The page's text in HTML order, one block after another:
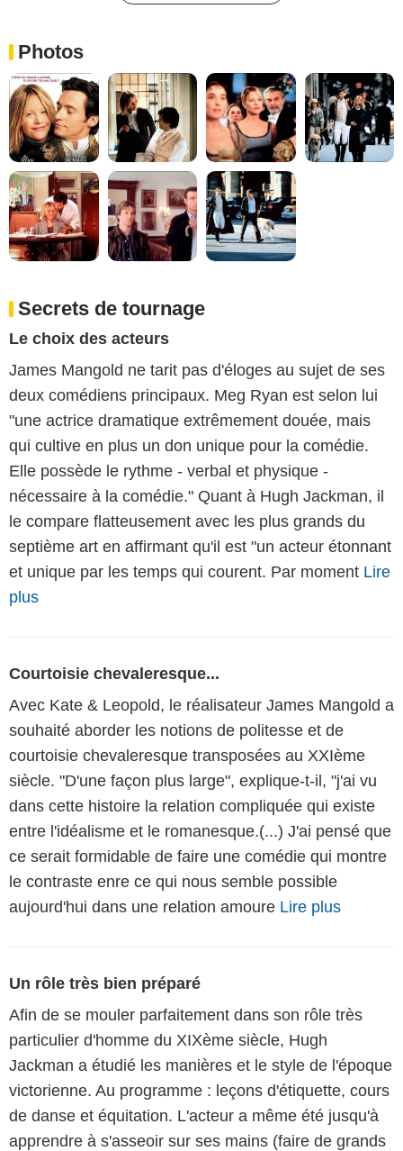
Photos
Secrets de tournage
Le choix des acteurs
James Mangold ne tarit pas d'éloges au sujet de ses
deux comédiens principaux. Meg Ryan est selon lui
"une actrice dramatique extrêmement douée, mais
qui cultive en plus un don unique pour la comédie.
Elle possède le rythme - verbal et physique -
nécessaire à la comédie." Quant à Hugh Jackman, il
le compare flatteusement avec les plus grands du
septième art en affirmant qu'il est "un acteur étonnant
et unique par les temps qui courent. Par moment Lire
plus
Courtoisie chevaleresque...
Avec Kate & Leopold, le réalisateur James Mangold a
souhaité aborder les notions de politesse et de
courtoisie chevaleresque transposées au XXIème
siècle. "D'une façon plus large", explique-t-il, "j'ai vu
dans cette histoire la relation compliquée qui existe
entre l'idéalisme et le romanesque.(...) J'ai pensé que
ce serait formidable de faire une comédie qui montre
le contraste enre ce qui nous semble possible
aujourd'hui dans une relation amoure Lire plus
Un rôle très bien préparé
Afin de se mouler parfaitement dans son rôle très
particulier d'homme du XIXème siècle, Hugh
Jackman a étudié les manières et le style de l'époque
victorienne. Au programme : leçons d'étiquette, cours
de danse et équitation. L'acteur a même été jusqu'à
apprendre à s'asseoir sur ses mains (faire de grands